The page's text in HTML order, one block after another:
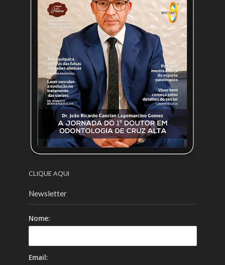
CLIQUE AQUI
Newsletter
Nome:
Email: